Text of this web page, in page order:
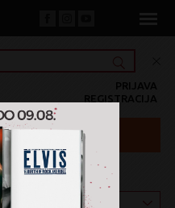
REGISTRACIJA
PRIJAVA
KATEGORIJA